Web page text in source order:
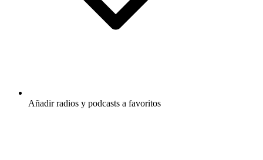
Añadir radios y podcasts a favoritos